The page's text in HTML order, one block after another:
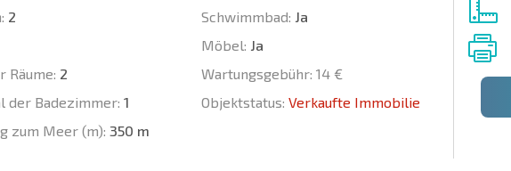
2
Räume: 2
der Badezimmer: 1
zum Meer (m): 350 m
Schwimmbad: Ja
Möbel: Ja
Wartungsgebühr: 14 €
Objektstatus: Verkaufte Immobilie